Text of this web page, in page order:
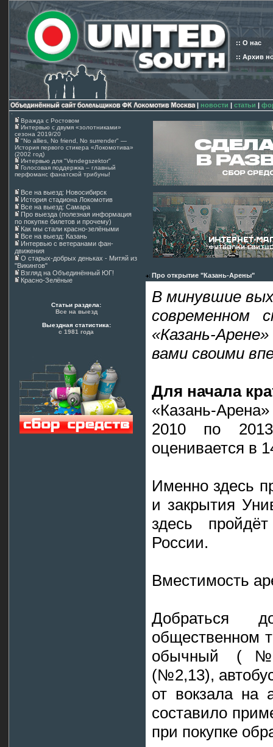
:: О нас
:: Архив
| новости | статьи |
Вражда с Ростовом
Интервью с двумя «золотниками»
сезона 2019/20
"No allies, No friend, No surrender" —
История первого стикера «Локомотива»
(2002 год)
Интервью для "Vendegszektor"
Голосовая поддержка – главный
перфоманс фанатской трибуны!
Все на выезд: Новосибирск
История стадиона Локомотив
Все на выезд: Самара
Про выезда (полезная информация
по покупке билетов и прочему)
Как мы стали красно-зелёными
Все на выезд: Казань
Интервью с ветеранами фан-
движения
О старых-добрых деньках - Митяй из
"Викингов"
Взгляд на Объединённый ЮГ!
Красно-Зелёные
Статьи раздела:
Все на выезд
Выездная статистика:
с 1981 года
Про открытие "Казань-Арены"
В минувшие
современном
«Казань-
вами своими
Для начала
«Казань-
2010 по 2013,
оценивается в
Именно здесь
и закрытия
здесь
России.
Вместимость
Добраться
общественном
обычный
(№2,13),
от вокзала на
составило
при покупке